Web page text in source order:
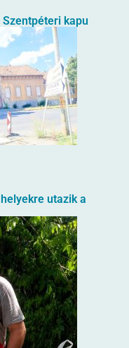
kapu
utazik a